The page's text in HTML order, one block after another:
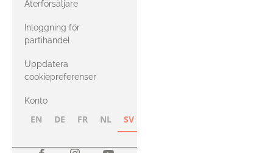
med Heavy
Merino
Återförsäljare
Inloggning för
partihandel
Uppdatera
cookiepreferenser
Konto
EN DE FR NL SV